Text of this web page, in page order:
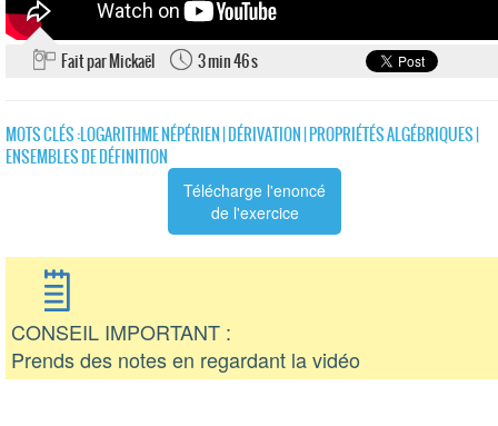
Fait par Mickaël 3 min 46 s
MOTS CLÉS :LOGARITHME NÉPÉRIEN|DÉRIVATION|PROPRIÉTÉS ALGÉBRIQUES|
ENSEMBLES DE DÉFINITION
Télécharge l'enoncé
de l'exercice
CONSEIL IMPORTANT :
Prends des notes en regardant la vidéo